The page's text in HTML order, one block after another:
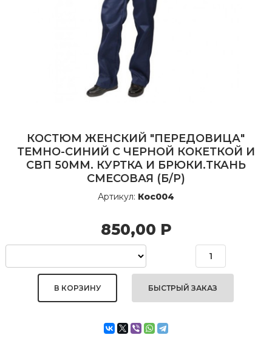
КОСТЮМ ЖЕНСКИЙ "ПЕРЕДОВИЦА"
ТЕМНО-СИНИЙ С ЧЕРНОЙ КОКЕТКОЙ И
СВП 50ММ. КУРТКА И БРЮКИ.ТКАНЬ
СМЕСОВАЯ (Б/Р)
Артикул: Кос004
850,00 Р
БЫСТРЫЙ ЗАКАЗ